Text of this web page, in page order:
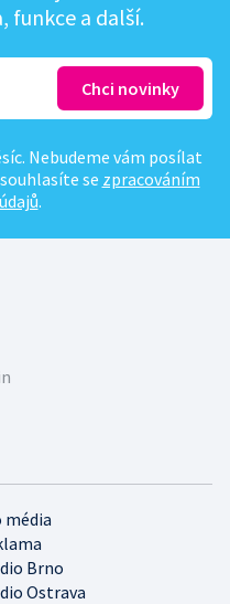
funkce a další.
Nebudeme vám posílat
se zpracováním
.